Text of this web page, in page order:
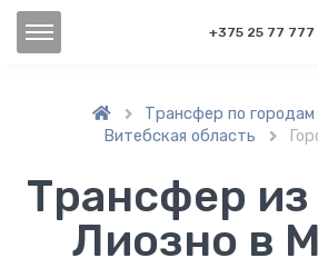
+375 25 77 777
 Трансфер по
Витебская область 
Трансфер из
Лиозно в